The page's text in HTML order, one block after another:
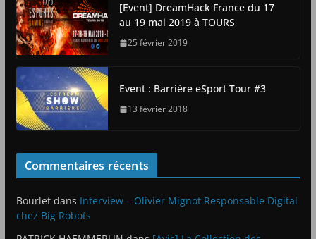
[Event] DreamHack France du 17
au 19 mai 2019 à TOURS
25 février 2019
Event : Barrière eSport Tour #3
13 février 2018
Commentaires récents
Bourletdans Interview – Olivier Mignot Responsable Digital
chez Big Robots